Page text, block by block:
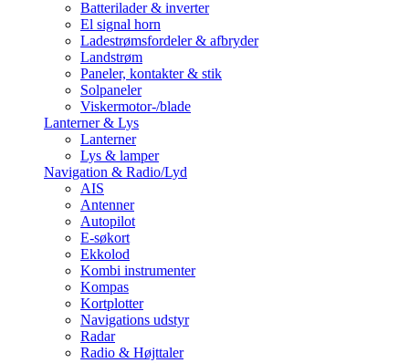
Batterilader & inverter
El signal horn
Ladestrømsfordeler & afbryder
Landstrøm
Paneler, kontakter & stik
Solpaneler
Viskermotor-/blade
Lanterner & Lys
Lanterner
Lys & lamper
Navigation & Radio/Lyd
AIS
Antenner
Autopilot
E-søkort
Ekkolod
Kombi instrumenter
Kompas
Kortplotter
Navigations udstyr
Radar
Radio & Højttaler